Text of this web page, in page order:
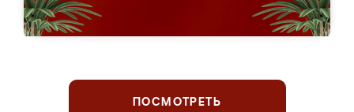
ПОСМОТРЕТЬ